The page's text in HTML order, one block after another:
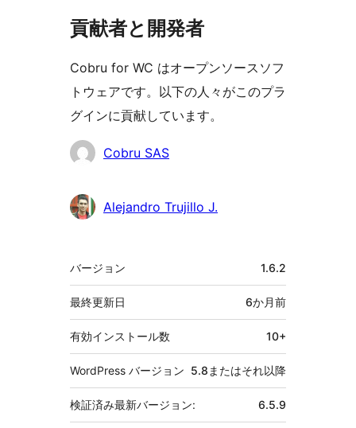
貢献者と開発者
Cobru for WC はオープンソースソフ
トウェアです。以下の人々がこのプラ
グインに貢献しています。
貢
者
Cobru SAS
Alejandro Trujillo J.
メ
タ
バージョン 1.6.2
最終更新日 6か月前
有効インストール数 10+
WordPress バージョン 5.8またはそれ以降
検証済み最新バージョン: 6.5.9